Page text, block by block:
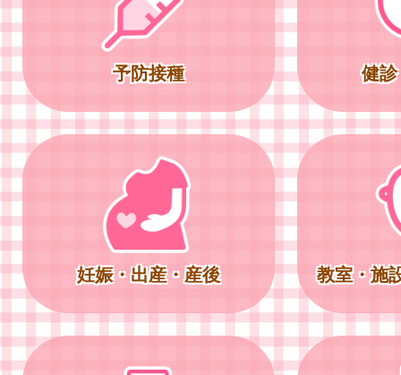
予防接種 健
妊娠・出産・産後 教室・施